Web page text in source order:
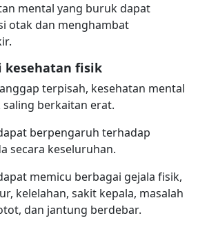
mental yang buruk dapat
otak dan menghambat
kesehatan fisik
terpisah, kesehatan mental
berkaitan erat.
berpengaruh terhadap
secara keseluruhan.
memicu berbagai gejala fisik,
kelelahan, sakit kepala, masalah
dan jantung berdebar.